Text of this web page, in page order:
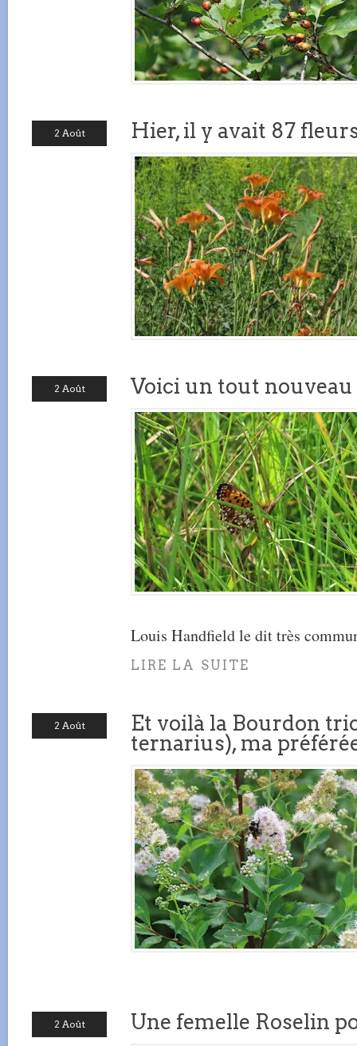
2 Août Hier, il y avait 87
2 Août Voici un tout
Louis Handfield le dit très
LIRE LA SUITE
2 Août
Et voilà la Bourdon
ternarius), ma
2 Août Une femelle Roselin